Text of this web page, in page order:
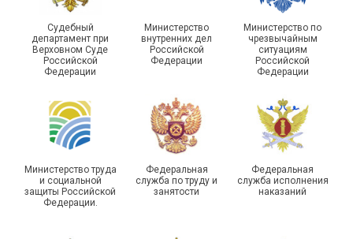
Чествование ветеранов
боевых действий
Самарской области
Подписано соглашение с
области
Судебный
департамент при
Верховном Суде
Российской
Федерации
Министерство
внутренних дел
Российской
Федерации
Министерство по
чрезвычайным
ситуациям
Российской
Федерации
Министерство труда
и социальной
защиты Российской
Федерации.
Федеральная
служба по труду и
занятости
Федеральная
служба исполнения
наказаний